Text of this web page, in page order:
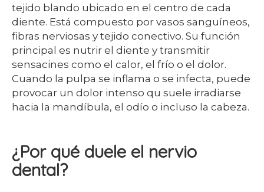
tejido blando ubicado en el centro de cada
diente. Está compuesto por vasos sanguíneos,
fibras nerviosas y tejido conectivo. Su función
principal es nutrir el diente y transmitir
sensacines como el calor, el frío o el dolor.
Cuando la pulpa se inflama o se infecta, puede
provocar un dolor intenso qu suele irradiarse
hacia la mandíbula, el odío o incluso la cabeza.
¿Por qué duele el nervio
dental?